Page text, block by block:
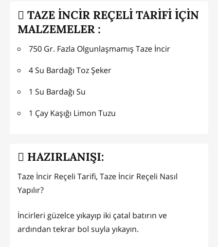
TAZE İNCİR REÇELİ TARİFİ İÇİN
MALZEMELER :
750 Gr. Fazla Olgunlaşmamış Taze İncir
4 Su Bardağı Toz Şeker
1 Su Bardağı Su
1 Çay Kaşığı Limon Tuzu
HAZIRLANIŞI:
Taze İncir Reçeli Tarifi, Taze İncir Reçeli Nasıl
Yapılır?
İncirleri güzelce yıkayıp iki çatal batırın ve
ardından tekrar bol suyla yıkayın.